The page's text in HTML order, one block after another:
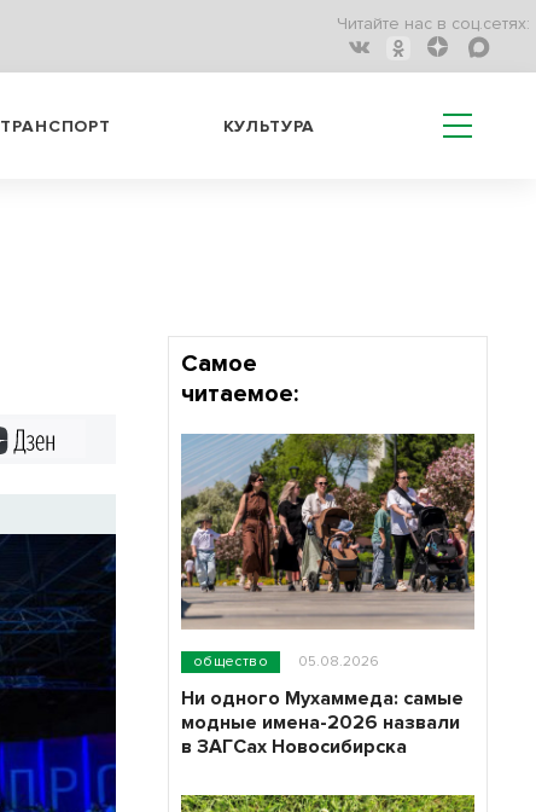
Читайте нас в соц.сетях:
ТРАНСПОРТ КУЛЬТУРА
Самое
читаемое:
общество 05.08.2026
Ни одного Мухаммеда: самые
модные имена-2026 назвали
в ЗАГСах Новосибирска